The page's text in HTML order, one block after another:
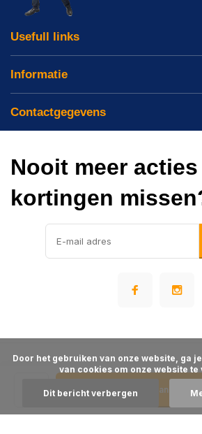
Toevoegen aan
Usefull links
Informatie
Contactgegevens
Nooit meer
kortingen
Algemene voorwaarden Disclaimer
© Warehousesupply- Theme
van cookies om onze website
Dit bericht verbergen